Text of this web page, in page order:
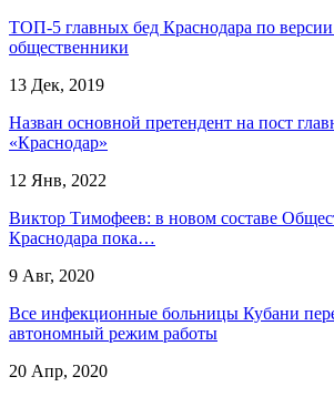
ТОП-5 главных бед Краснодара по
общественники
13 Дек, 2019
Назван основной претендент на пост
«Краснодар»
12 Янв, 2022
Виктор Тимофеев: в новом составе
Краснодара пока…
9 Авг, 2020
Все инфекционные больницы Кубани
автономный режим работы
20 Апр, 2020